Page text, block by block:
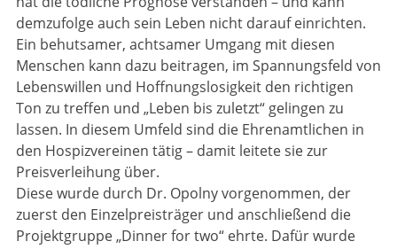
demzufolge auch sein Leben nicht darauf einrichten.
Ein behutsamer, achtsamer Umgang mit diesen
Menschen kann dazu bei­tragen, im Spannungsfeld von
Lebenswillen und Hoffnungslosigkeit den richtigen
Ton zu treffen und „Leben bis zuletzt“ gelingen zu
lassen. In diesem Umfeld sind die Ehrenamtlichen in
den Hospizverei­nen tätig – damit leitete sie zur
Preisverleihung über.
Diese wurde durch Dr. Opolny vorgenommen, der
zuerst den Einzelpreisträger und anschließend die
Projektgruppe „Dinner for two“ ehrte. Dafür wurde